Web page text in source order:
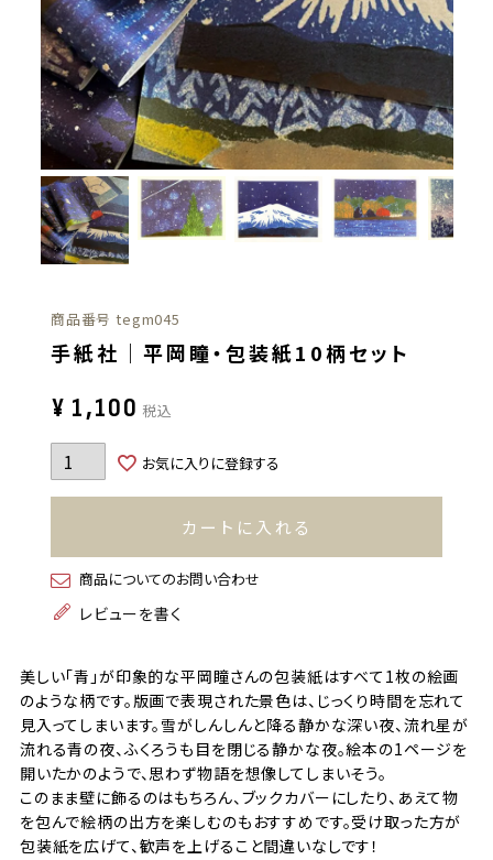
商品番号 tegm045
手紙社｜平岡瞳・包装紙10柄セット
¥ 1,100 税込
お気に入りに登録する
カートに入れる
商品についてのお問い合わせ
レビューを書く
美しい「青」が印象的な平岡瞳さんの包装紙はすべて1枚の絵画
のような柄です。版画で表現された景色は、じっくり時間を忘れて
見入ってしまいます。雪がしんしんと降る静かな深い夜、流れ星が
流れる青の夜、ふくろうも目を閉じる静かな夜。絵本の1ページを
開いたかのようで、思わず物語を想像してしまいそう。
このまま壁に飾るのはもちろん、ブックカバーにしたり、あえて物
を包んで絵柄の出方を楽しむのもおすすめです。受け取った方が
包装紙を広げて、歓声を上げること間違いなしです！